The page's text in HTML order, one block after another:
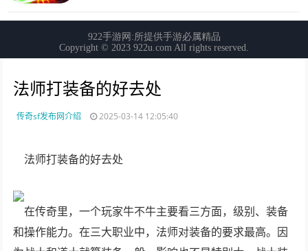
法师打装备的好去处
传奇sf发布网介绍 2025-03-14 12:05:40
法师打装备的好去处
在传奇里，一个玩家牛不牛主要看三方面，级别、装备
和操作能力。在三大职业中，法师对装备的要求最高。因